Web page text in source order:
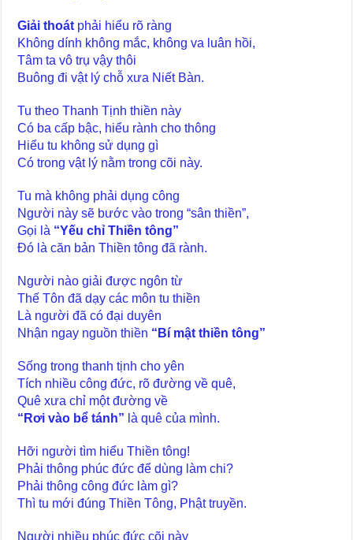
Giải thoát phải hiểu rõ ràng
Không dính không mắc, không va luân hồi,
Tâm ta vô trụ vậy thôi
Buông đi vật lý chỗ xưa Niết Bàn.
Tu theo Thanh Tịnh thiền này
Có ba cấp bậc, hiểu rành cho thông
Hiểu tu không sử dụng gì
Có trong vật lý nằm trong cõi này.
Tu mà không phải dụng công
Người này sẽ bước vào trong “sân thiền”,
Gọi là “Yếu chỉ Thiền tông”
Đó là căn bản Thiền tông đã rành.
Người nào giải được ngôn từ
Thế Tôn đã dạy các môn tu thiền
Là người đã có đại duyên
Nhận ngay nguồn thiền “Bí mật thiền tông”
Sống trong thanh tịnh cho yên
Tích nhiều công đức, rõ đường về quê,
Quê xưa chỉ một đường về
“Rơi vào bể tánh” là quê của mình.
Hỡi người tìm hiểu Thiền tông!
Phải thông phúc đức để dùng làm chi?
Phải thông công đức làm gì?
Thì tu mới đúng Thiền Tông, Phật truyền.
Người nhiều phúc đức cõi này